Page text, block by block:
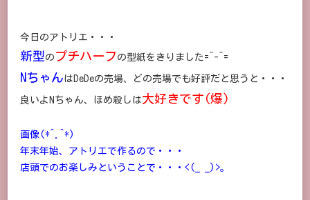
今日のアトリエ・・・
新型の プチハーフ の型紙をきりました=^-^=
NちゃんはDeDeの売場、どの売場でも好評だと思うと・・・
良いよNちゃん、ほめ殺しは大好きです(爆)
画像(*^.^*)
年末年始、アトリエで作るので・・・
店頭でのお楽しみということで・・・<(_ _)>。